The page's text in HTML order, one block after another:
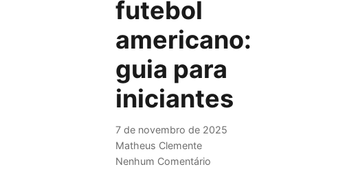
futebol
americano:
guia para
iniciantes
7 de novembro de 2025
Matheus Clemente
Nenhum Comentário